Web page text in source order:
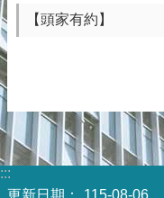
【頭家有約】
:::
更新日期：
115-08-06